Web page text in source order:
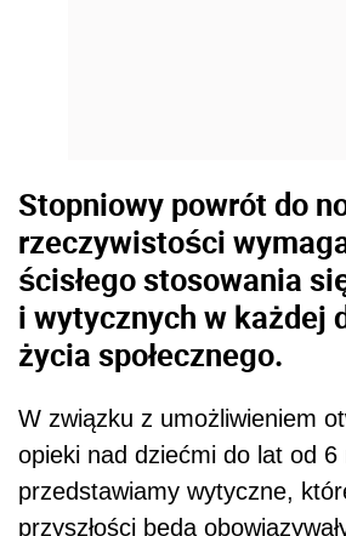
Stopniowy powrót do
rzeczywistości
ścisłego stosowania
i wytycznych w każdej
życia społecznego.
W związku z umożliwieniem
opieki nad dziećmi do lat od 6
przedstawiamy wytyczne,
przyszłości będą